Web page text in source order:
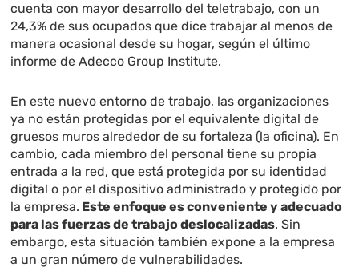
cuenta con mayor desarrollo del teletrabajo, con un
24,3% de sus ocupados que dice trabajar al menos de
manera ocasional desde su hogar, según el último
informe de Adecco Group Institute.
En este nuevo entorno de trabajo, las organizaciones
ya no están protegidas por el equivalente digital de
gruesos muros alrededor de su fortaleza (la oficina). En
cambio, cada miembro del personal tiene su propia
entrada a la red, que está protegida por su identidad
digital o por el dispositivo administrado y protegido por
la empresa. Este enfoque es conveniente y adecuado
para las fuerzas de trabajo deslocalizadas. Sin
embargo, esta situación también expone a la empresa
a un gran número de vulnerabilidades.